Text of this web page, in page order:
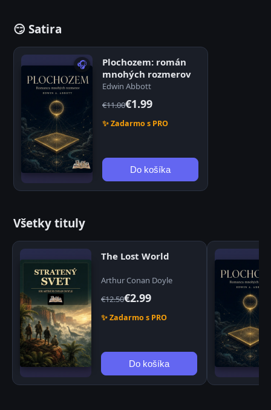
😏 Satira
🎧
Plochozem: román
mnohých rozmerov
Edwin Abbott
€11.00€1.99
✨ Zadarmo s PRO
Do košíka
Všetky tituly
The Lost World
Arthur Conan Doyle
€12.50€2.99
✨ Zadarmo s PRO
Do košíka